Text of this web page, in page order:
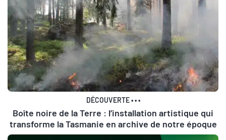
DÉCOUVERTE•••
Boîte noire de la Terre : l’installation artistique qui
transforme la Tasmanie en archive de notre époque